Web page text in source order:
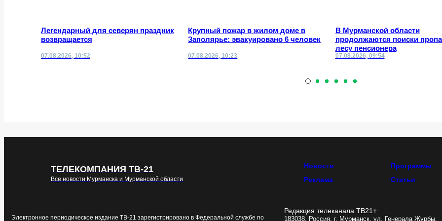
Легендарный для северян праздник
возвращается
07.08.2026, 10:52
Крупный пожар в жилом доме в
Заполярье: эвакуировано 6 человек
07.08.2026, 10:23
В Мурманской области
продолжаются поиски
лесу пенсионера
07.08.2026, 09:54
ТЕЛЕКОМПАНИЯ ТВ-21
Все новости Мурманска и Мурманской области
Новости Программы
Реклама
Статьи
Электронное периодическое издание ТВ-21 зарегистрировано в Федеральной службе по
Редакция телеканала ТВ21+
183038, Россия, г. Мурманск, ул. Генерала Журбы,